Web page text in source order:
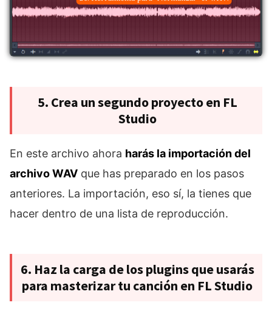
5. Crea un segundo proyecto en FL
Studio
En este archivo ahora harás la importación del
archivo WAV que has preparado en los pasos
anteriores. La importación, eso sí, la tienes que
hacer dentro de una lista de reproducción.
6. Haz la carga de los plugins que usarás
para masterizar tu canción en FL Studio